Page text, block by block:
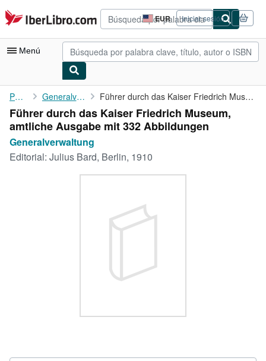
Pasar al contenido principal
IberLibro.com EUR
Preferencias
de
compra
del
Iniciar sesión
Menú
Mi cuenta
Consultar mis pedidos
Búsqueda avanzada
Colecciones
CERRAR
Portada Generalverwaltung Führer durch das Kaiser Friedrich Museum, amtliche Ausgabe mit ...
Führer durch das Kaiser Friedrich Museum,
amtliche Ausgabe mit 332 Abbildungen
Generalverwaltung
Editorial: Julius Bard, Berlin, 1910